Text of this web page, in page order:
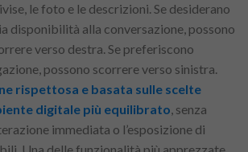
le foto e le descrizioni. Se desiderano
disponibilità alla conversazione, possono
verso destra. Se preferiscono
possono scorrere verso sinistra.
rispettosa e basata sulle scelte
digitale più equilibrato, senza
immediata o l’esposizione di